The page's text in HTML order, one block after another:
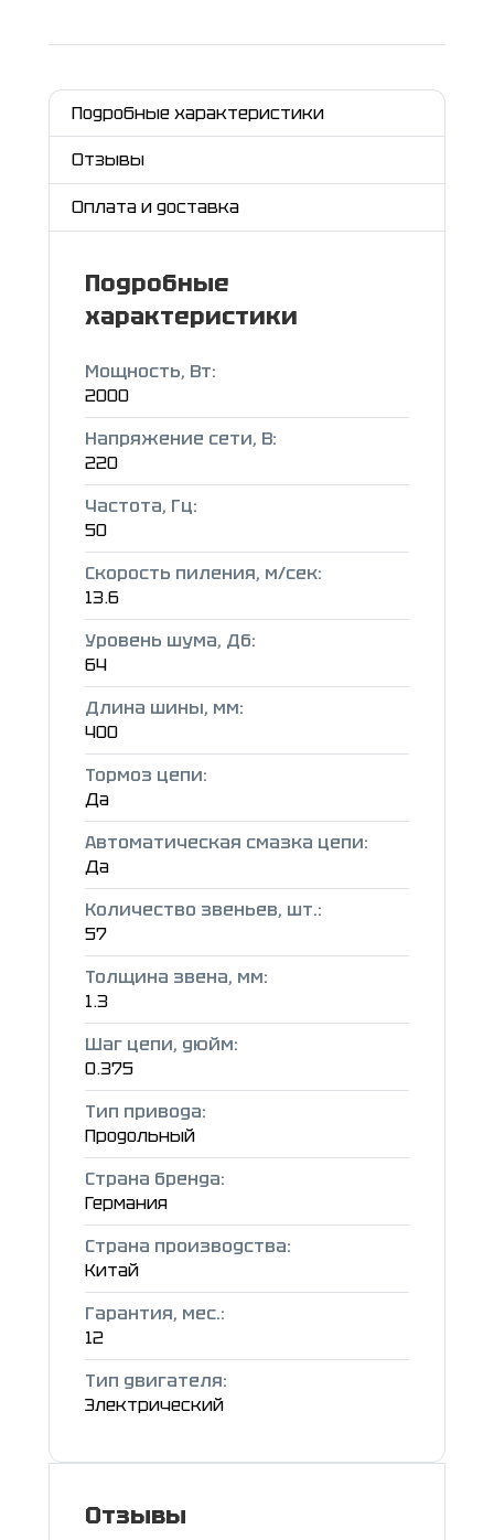
Подробные характеристики
Отзывы
Оплата и доставка
Подробные
характеристики
Мощность, Вт:
2000
Напряжение сети, B:
220
Частота, Гц:
50
Скорость пиления, м/сек:
13.6
Уровень шума, Дб:
64
Длина шины, мм:
400
Тормоз цепи:
Да
Автоматическая смазка цепи:
Да
Количество звеньев, шт.:
57
Толщина звена, мм:
1.3
Шаг цепи, дюйм:
0.375
Тип привода:
Продольный
Страна бренда:
Германия
Страна производства:
Китай
Гарантия, мес.:
12
Тип двигателя:
Электрический
Отзывы